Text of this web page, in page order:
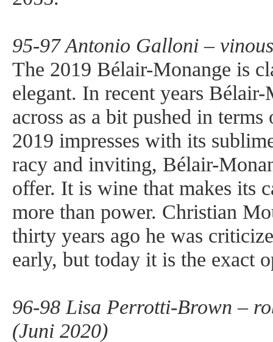
95-97 Antonio Galloni –
The 2019 Bélair-Monange is
elegant. In recent years Bélair-
across as a bit pushed in
2019 impresses with its
racy and inviting, Bélair-
offer. It is wine that makes its
more than power. Christian
thirty years ago he was
early, but today it is the exact
96-98 Lisa Perrotti-Brown –
(Juni 2020)